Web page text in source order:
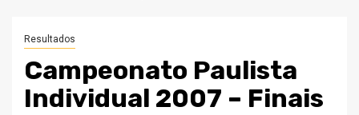
Resultados
Campeonato Paulista
Individual 2007 – Finais